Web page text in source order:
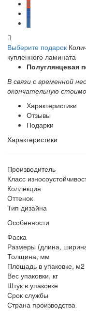
Выберите подарок
купленного ламината
Полуглянцевая
В связи с временной
окончательную
Характеристики
Отзывы
Подарки
Характеристики
Производитель
Класс
Коллекция
Оттенок
Тип дизайна
Особенности
Фаска
Размеры (длина,
Толщина, мм
Площадь в упаковке, м2
Вес упаковки, кг
Штук в упаковке
Срок службы
Страна производства